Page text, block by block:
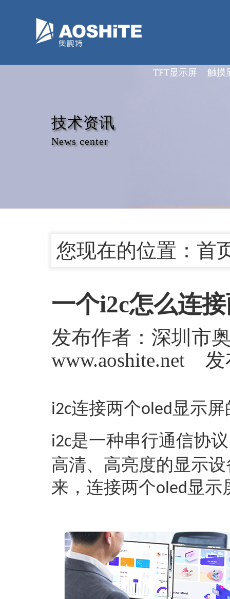
触摸
TFT显示屏
技术资讯
News center
您现在的位置： 首
一个i2c怎么连
发布作者：深圳市
www.aoshite.net 发
i2c连接两个oled显示
i2c是一种串行通信协
高清、高亮度的显示
来，连接两个oled显示